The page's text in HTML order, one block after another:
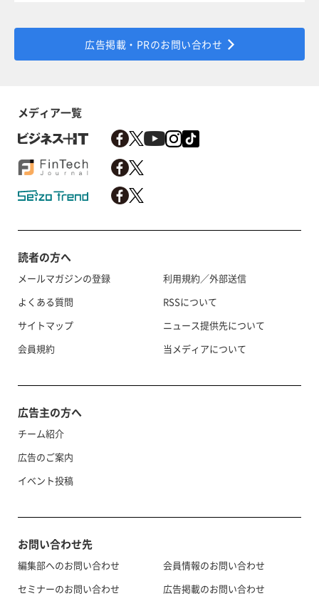
広告掲載・PRのお問い合わせ
メディア一覧
読者の方へ
メールマガジンの登録
よくある質問
サイトマップ
会員規約
利用規約／外部送信
RSSについて
ニュース提供先について
当メディアについて
広告主の方へ
チーム紹介
広告のご案内
イベント投稿
お問い合わせ先
編集部へのお問い合わせ
セミナーのお問い合わせ
会員情報のお問い合わせ
広告掲載のお問い合わせ